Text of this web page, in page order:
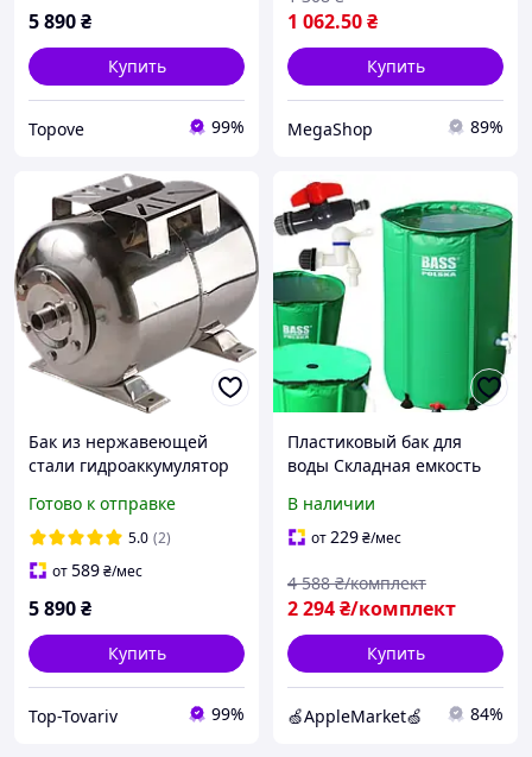
5 890₴
Купить
Topove 99%
1 062.50₴
Купить
MegaShop 89%
Бак из нержавеющей
стали гидроаккумулятор
водоснабжения
Готово к отправке
5.0 (2)
от589₴/мес
5 890₴
Купить
Top-Tovariv 99%
Пластиковый бак для
воды Складная емкость
крышкой для воды 7997
Садовые бочки для воды
В наличии
от229₴/мес
2 294₴/комплект
4 588 ₴/комплект
Купить
🍏AppleMarket🍏 84%